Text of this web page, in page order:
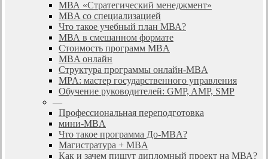
МВА «Cтратегический менеджмент»
MBA со специализацией
Что такое учебный план МВА?
МВА в смешанном формате
Стоимость программ MBA
MBA онлайн
Cтруктура программы онлайн-MBA
MPA: мастер государственного управления
Обучение руководителей: GMP, AMP, SMP
—
Профессиональная переподготовка
мини-MBA
Что такое программа До-MBA?
Магистратура + MBA
Как и зачем пишут дипломный проект на МВА?